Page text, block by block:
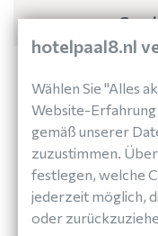
Ihr
hotelpaal8.nl
Wählen Sie "Alles
Website-Erfahrung
gemäß unserer
zuzustimmen.
festlegen, welche
jederzeit möglich,
oder